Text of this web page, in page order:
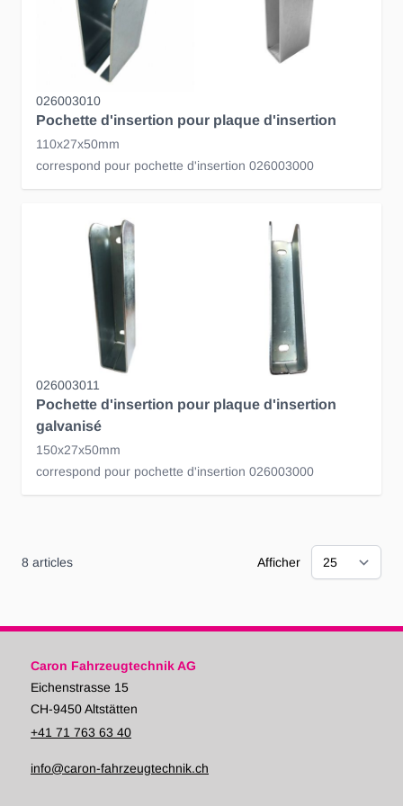
026003010
Pochette d'insertion pour plaque d'insertion
110x27x50mm
correspond pour pochette d'insertion 026003000
026003011
Pochette d'insertion pour plaque d'insertion
galvanisé
150x27x50mm
correspond pour pochette d'insertion 026003000
8 articles Afficher
Caron Fahrzeugtechnik AG
Eichenstrasse 15
CH-9450 Altstätten
+41 71 763 63 40
info@caron-fahrzeugtechnik.ch